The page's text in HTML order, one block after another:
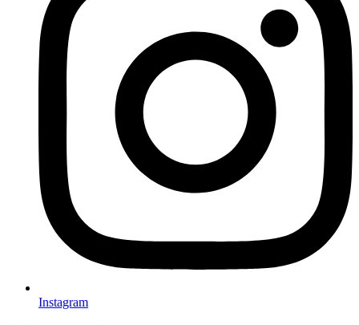
Instagram